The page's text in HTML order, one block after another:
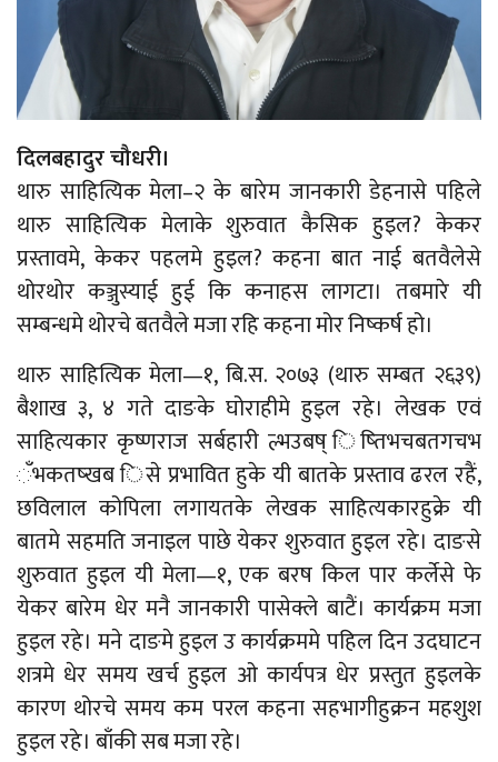
दिलबहादुर चौधरी।
थारु साहित्यिक मेला–२ के बारेम जानकारी डेहनासे पहिले
थारु साहित्यिक मेलाके शुरुवात कैसिक हुइल? केकर
प्रस्तावमे, केकर पहलमे हुइल? कहना बात नाई बतवैलेसे
थोरथोर कञ्जुस्याई हुई कि कनाहस लागटा। तबमारे यी
सम्बन्धमे थोरचे बतवैले मजा रहि कहना मोर निष्कर्ष हो।
थारु साहित्यिक मेला—१, बि.स. २०७३ (थारु सम्बत २६३९)
बैशाख ३, ४ गते दाङके घोराहीमे हुइल रहे। लेखक एवं
साहित्यकार कृष्णराज सर्बहारी ल्भउबष् िष्तिभचबतगचभ
ँभकतष्खब िसे प्रभावित हुके यी बातके प्रस्ताव ढरल रहैं,
छविलाल कोपिला लगायतके लेखक साहित्यकारहुक्रे यी
बातमे सहमति जनाइल पाछे येकर शुरुवात हुइल रहे। दाङसे
शुरुवात हुइल यी मेला—१, एक बरष किल पार कर्लेसे फे
येकर बारेम धेर मनै जानकारी पासेक्ले बाटैं। कार्यक्रम मजा
हुइल रहे। मने दाङमे हुइल उ कार्यक्रममे पहिल दिन उदघाटन
शत्रमे धेर समय खर्च हुइल ओ कार्यपत्र धेर प्रस्तुत हुइलके
कारण थोरचे समय कम परल कहना सहभागीहुक्रन महशुश
हुइल रहे। बाँकी सब मजा रहे।